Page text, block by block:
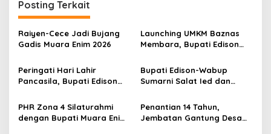
g
a
s
i
p
s
Posting Terkait
Raiyen-Cece Jadi Bujang
Gadis Muara Enim 2026
Launching UMKM Baznas
Membara, Bupati Edison
Usaha kepada 200
Mustahik
Peringati Hari Lahir
Pancasila, Bupati Edison
Perkokoh Persatuan dan
Kawal Pembangunan
Bupati Edison-Wabup
Sumarni Salat Ied dan
di Masjid Agung
PHR Zona 4 Silaturahmi
dengan Bupati Muara Enim
Penantian 14 Tahun,
Jembatan Gantung Desa